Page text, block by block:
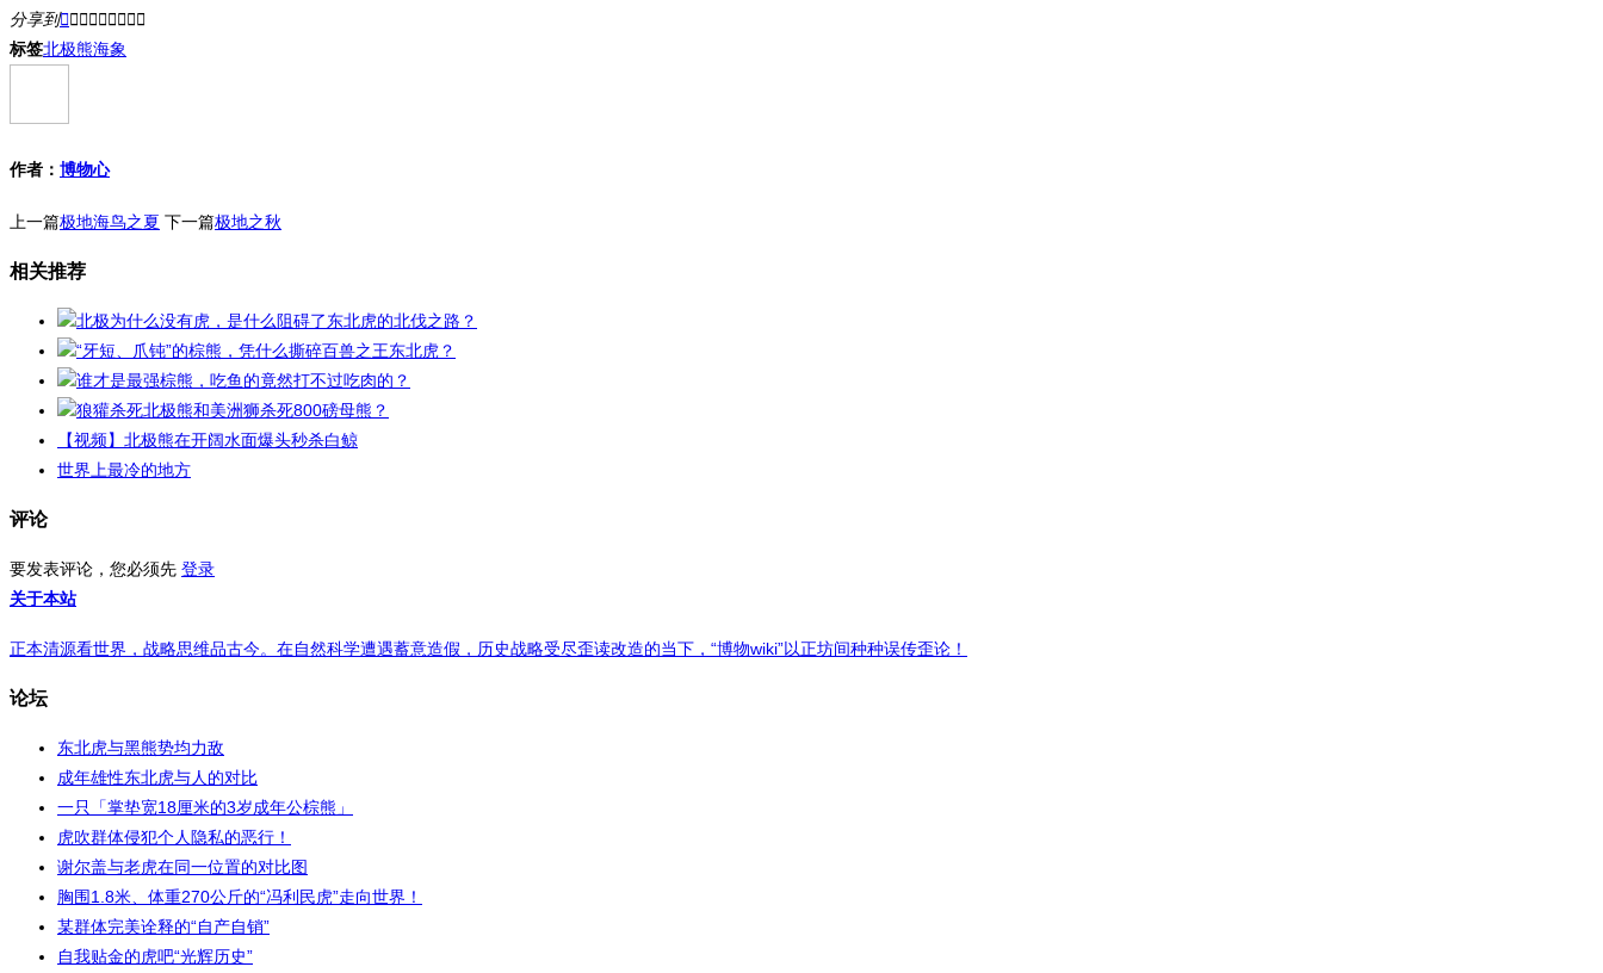
分享到
标签北极熊海象
作者： 博物心
上一篇极地海鸟之夏 下一篇极地之秋
相关推荐
北极为什么没有虎，是什么阻碍了东北虎的北伐之路？
“牙短、爪钝”的棕熊，凭什么撕碎百兽之王东北虎？
谁才是最强棕熊，吃鱼的竟然打不过吃肉的？
狼獾杀死北极熊和美洲狮杀死800磅母熊？
【视频】北极熊在开阔水面爆头秒杀白鲸
世界上最冷的地方
评论
要发表评论，您必须先 登录
关于本站
正本清源看世界，战略思维品古今。在自然科学遭遇蓄意造假，历史战略受尽歪读改造的当下，“博物wiki”以正坊间种种误传歪论！
论坛
东北虎与黑熊势均力敌
成年雄性东北虎与人的对比
一只「掌垫宽18厘米的3岁成年公棕熊」
虎吹群体侵犯个人隐私的恶行！
谢尔盖与老虎在同一位置的对比图
胸围1.8米、体重270公斤的“冯利民虎”走向世界！
某群体完美诠释的“自产自销”
自我贴金的虎吧“光辉历史”